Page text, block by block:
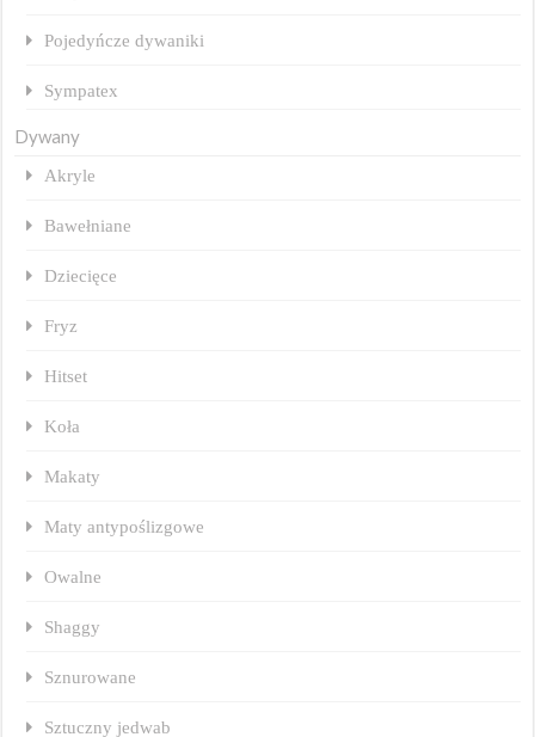
Pojedyńcze dywaniki
Sympatex
Dywany
Akryle
Bawełniane
Dziecięce
Fryz
Hitset
Koła
Makaty
Maty antypoślizgowe
Owalne
Shaggy
Sznurowane
Sztuczny jedwab